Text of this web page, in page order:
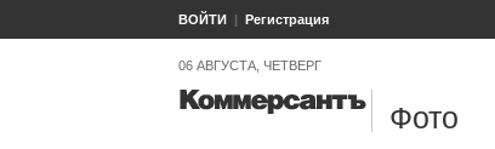
ВОЙТИ Регистрация
06 АВГУСТА, ЧЕТВЕРГ
Фото